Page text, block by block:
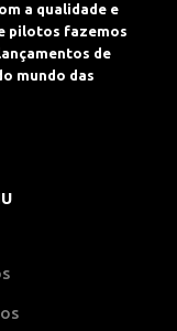
a qualidade e
pilotos fazemos
de
mundo das